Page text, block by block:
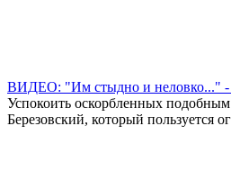
ВИДЕО: "Им стыдно и неловко..." -
Успокоить оскорбленных
Березовский, который пользуется